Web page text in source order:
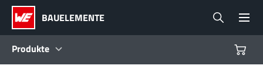
BAUELEMENTE
Produkte